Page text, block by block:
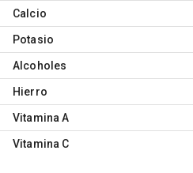
Calcio
Potasio
Alcoholes
Hierro
Vitamina A
Vitamina C